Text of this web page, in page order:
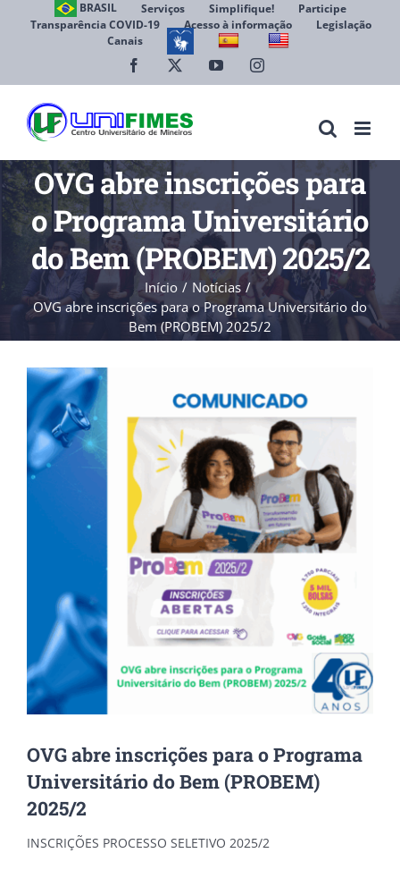
BRASIL Serviços Simplifique!
Participe
Transparência COVID-19
Acesso à informação
Legislação
Canais
Facebook YouTubeInstagram
OVG abre inscrições para
o Programa Universitário
do Bem (PROBEM) 2025/2
Início
Notícias
OVG abre inscrições para o Programa Universitário do
Bem (PROBEM) 2025/2
View
Larger
Image
OVG abre inscrições para o Programa
Universitário do Bem (PROBEM)
2025/2
INSCRIÇÕES PROCESSO SELETIVO 2025/2